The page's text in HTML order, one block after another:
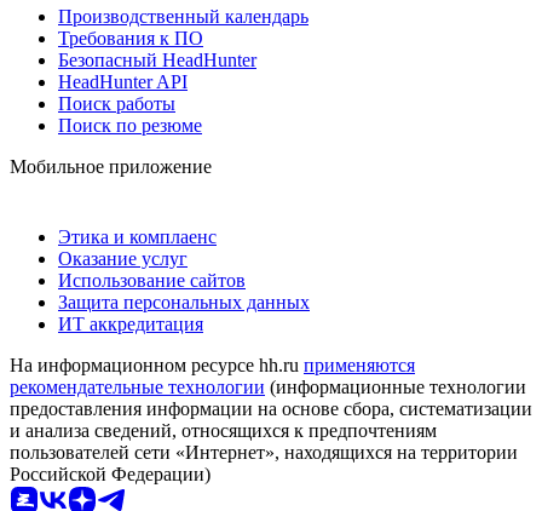
Производственный календарь
Требования к ПО
Безопасный HeadHunter
HeadHunter API
Поиск работы
Поиск по резюме
Мобильное приложение
Этика и комплаенс
Оказание услуг
Использование сайтов
Защита персональных данных
ИТ аккредитация
На информационном ресурсе hh.ru применяются
рекомендательные технологии (информационные технологии
предоставления информации на основе сбора, систематизации
и анализа сведений, относящихся к предпочтениям
пользователей сети «Интернет», находящихся на территории
Российской Федерации)